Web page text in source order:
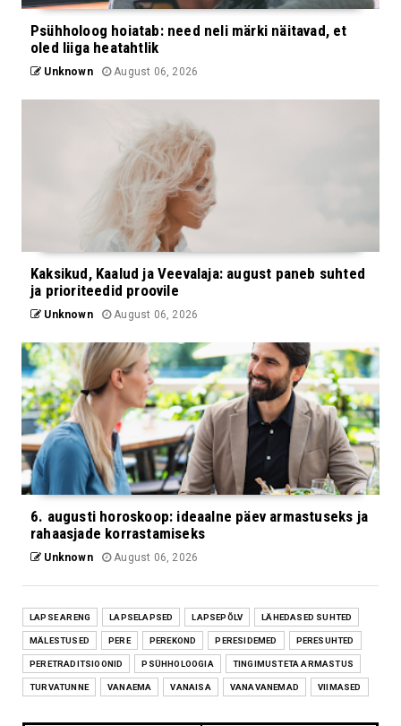
Psühholoog hoiatab: need neli märki näitavad, et
oled liiga heatahtlik
Unknown August 06, 2026
Kaksikud, Kaalud ja Veevalaja: august paneb suhted
ja prioriteedid proovile
Unknown August 06, 2026
6. augusti horoskoop: ideaalne päev armastuseks ja
rahaasjade korrastamiseks
Unknown August 06, 2026
LAPSE ARENG LAPSELAPSED LAPSEPÕLV LÄHEDASED SUHTED
MÄLESTUSED PERE PEREKOND PERESIDEMED PERESUHTED
PERETRADITSIOONID PSÜHHOLOOGIA TINGIMUSTETA ARMASTUS
TURVATUNNE VANAEMA VANAISA VANAVANEMAD VIIMASED